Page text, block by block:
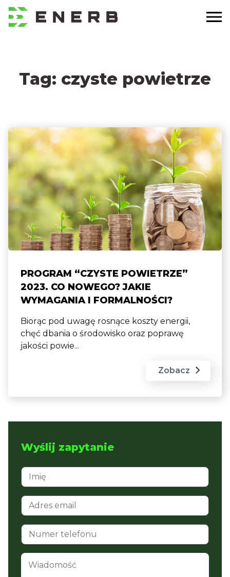
Tag: czyste powietrze
PROGRAM “CZYSTE POWIETRZE”
2023. CO NOWEGO? JAKIE
WYMAGANIA I FORMALNOŚCI?
Biorąc pod uwagę rosnące koszty energii,
chęć dbania o środowisko oraz poprawę
jakości powie...
Zobacz
Wyślij zapytanie